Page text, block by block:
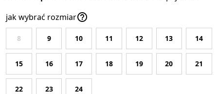
jak wybrać rozmiar
8 9 10 11 12 13 14
15 16 17 18 19 20 21
22 23 24